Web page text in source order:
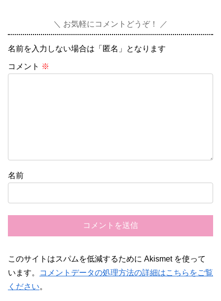
お気軽にコメントどうぞ！
名前を入力しない場合は「匿名」となります
コメント ※
名前
このサイトはスパムを低減するために Akismet を使って
います。
コメントデータの処理方法の詳細はこちらをご覧
ください。